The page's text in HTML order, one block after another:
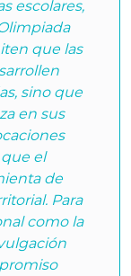
escolares,
que las
sino que
en sus
el
de
Para
como la